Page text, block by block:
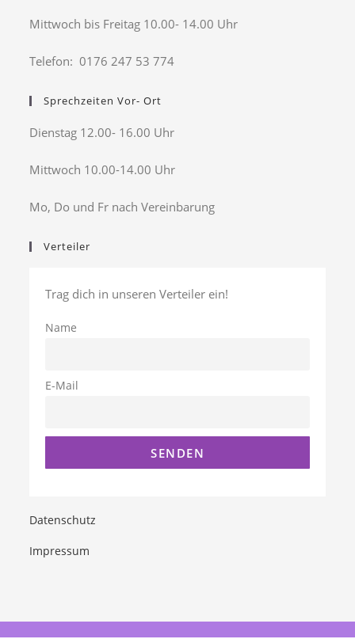
Mittwoch bis Freitag 10.00- 14.00 Uhr
Telefon: 0176 247 53 774
Sprechzeiten Vor- Ort
Dienstag 12.00- 16.00 Uhr
Mittwoch 10.00-14.00 Uhr
Mo, Do und Fr nach Vereinbarung
Verteiler
Trag dich in unseren Verteiler ein!
Name
E-Mail
Datenschutz
Impressum